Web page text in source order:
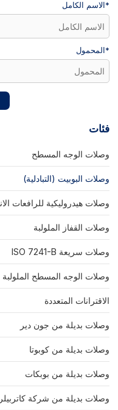
* الاسم الكامل
*المحمول
فئات
وصلات الوجه المسطح
وصلات البوبيت (التبادلية)
وصلات هيدروليكية للرافعات
وصلات القفاز الملولبة
وصلات سريعة ISO 7241-B
وصلات الوجه المسطح الملولبة
الاقترانات المتعددة
وصلات بديلة من جون دير
وصلات بديلة من كوبوتا
وصلات بديلة من بوبكات
وصلات بديلة من شركة كاتربيلر